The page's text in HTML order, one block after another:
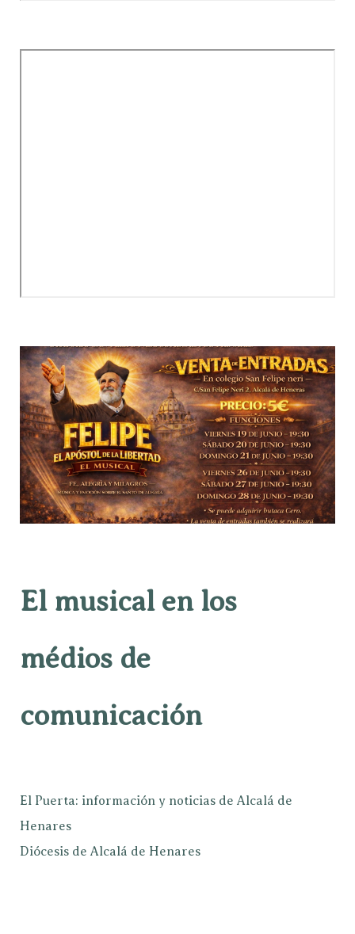
El musical en los
médios de
comunicación
El Puerta: información y noticias de Alcalá de
Henares
Diócesis de Alcalá de Henares